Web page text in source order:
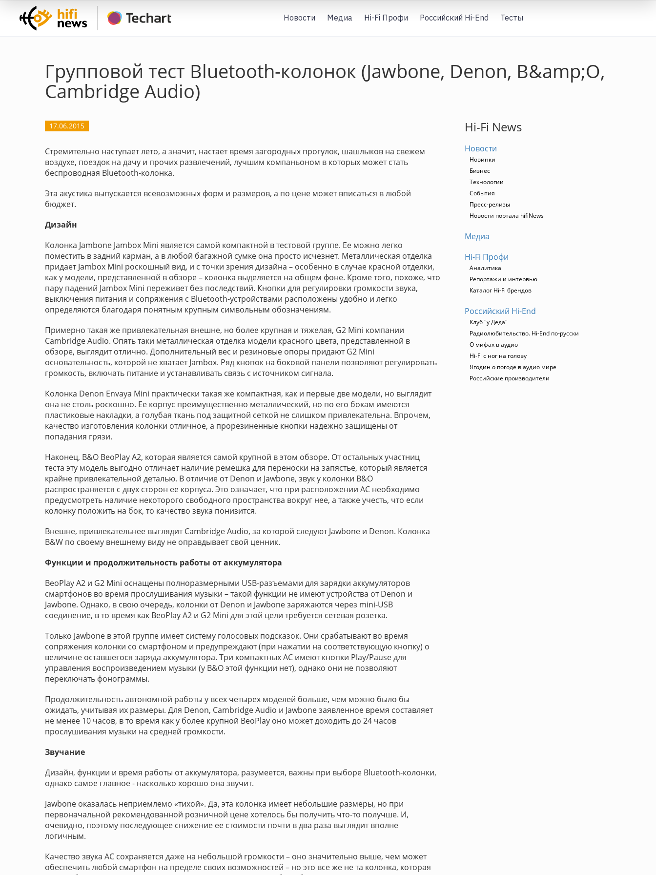
Новости Медиа Hi-Fi Профи Российский Hi-End Тесты
Групповой тест Bluetooth-колонок (Jawbone, Denon, B&amp;O,
Cambridge Audio)
17.06.2015
Стремительно наступает лето, а значит, настает время загородных прогулок, шашлыков на свежем
воздухе, поездок на дачу и прочих развлечений, лучшим компаньоном в которых может стать
беспроводная Bluetooth-колонка.
Эта акустика выпускается всевозможных форм и размеров, а по цене может вписаться в любой
бюджет.
Дизайн
Колонка Jambone Jambox Mini является самой компактной в тестовой группе. Ее можно легко
поместить в задний карман, а в любой багажной сумке она просто исчезнет. Металлическая отделка
придает Jambox Mini роскошный вид, и с точки зрения дизайна – особенно в случае красной отделки,
как у модели, представленной в обзоре – колонка выделяется на общем фоне. Кроме того, похоже, что
пару падений Jambox Mini переживет без последствий. Кнопки для регулировки громкости звука,
выключения питания и сопряжения с Bluetooth-устройствами расположены удобно и легко
определяются благодаря понятным крупным символьным обозначениям.
Примерно такая же привлекательная внешне, но более крупная и тяжелая, G2 Mini компании
Cambridge Audio. Опять таки металлическая отделка модели красного цвета, представленной в
обзоре, выглядит отлично. Дополнительный вес и резиновые опоры придают G2 Mini
основательность, которой не хватает Jambox. Ряд кнопок на боковой панели позволяют регулировать
громкость, включать питание и устанавливать связь с источником сигнала.
Колонка Denon Envaya Mini практически такая же компактная, как и первые две модели, но выглядит
она не столь роскошно. Ее корпус преимущественно металлический, но по его бокам имеются
пластиковые накладки, а голубая ткань под защитной сеткой не слишком привлекательна. Впрочем,
качество изготовления колонки отличное, а прорезиненные кнопки надежно защищены от
попадания грязи.
Наконец, B&O BeoPlay A2, которая является самой крупной в этом обзоре. От остальных участниц
теста эту модель выгодно отличает наличие ремешка для переноски на запястье, который является
крайне привлекательной деталью. В отличие от Denon и Jawbone, звук у колонки B&O
распространяется с двух сторон ее корпуса. Это означает, что при расположении АС необходимо
предусмотреть наличие некоторого свободного пространства вокруг нее, а также учесть, что если
колонку положить на бок, то качество звука понизится.
Внешне, привлекательнее выглядит Cambridge Audio, за которой следуют Jawbone и Denon. Колонка
B&W по своему внешнему виду не оправдывает свой ценник.
Функции и продолжительность работы от аккумулятора
BeoPlay A2 и G2 Mini оснащены полноразмерными USB-разъемами для зарядки аккумуляторов
смартфонов во время прослушивания музыки – такой функции не имеют устройства от Denon и
Jawbone. Однако, в свою очередь, колонки от Denon и Jawbone заряжаются через mini-USB
соединение, в то время как BeoPlay A2 и G2 Mini для этой цели требуется сетевая розетка.
Только Jawbone в этой группе имеет систему голосовых подсказок. Они срабатывают во время
сопряжения колонки со смартфоном и предупреждают (при нажатии на соответствующую кнопку) о
величине оставшегося заряда аккумулятора. Три компактных АС имеют кнопки Play/Pause для
управления воспроизведением музыки (у B&O этой функции нет), однако они не позволяют
переключать фонограммы.
Продолжительность автономной работы у всех четырех моделей больше, чем можно было бы
ожидать, учитывая их размеры. Для Denon, Cambridge Audio и Jawbone заявленное время составляет
не менее 10 часов, в то время как у более крупной BeoPlay оно может доходить до 24 часов
прослушивания музыки на средней громкости.
Звучание
Дизайн, функции и время работы от аккумулятора, разумеется, важны при выборе Bluetooth-колонки,
однако самое главное - насколько хорошо она звучит.
Jawbone оказалась неприемлемо «тихой». Да, эта колонка имеет небольшие размеры, но при
первоначальной рекомендованной розничной цене хотелось бы получить что-то получше. И,
очевидно, поэтому последующее снижение ее стоимости почти в два раза выглядит вполне
логичным.
Качество звука АС сохраняется даже на небольшой громкости – оно значительно выше, чем может
обеспечить любой смартфон на пределе своих возможностей – но это все же не та колонка, которая
Hi-Fi News
Новости
Новинки
Бизнес
Технологии
События
Пресс-релизы
Новости портала hifiNews
Медиа
Hi-Fi Профи
Аналитика
Репортажи и интервью
Каталог Hi-Fi брендов
Российский Hi-End
Клуб "у Деда"
Радиолюбительство. Hi-End по-русски
О мифах в аудио
Hi-Fi с ног на голову
Ягодин о погоде в аудио мире
Российские производители